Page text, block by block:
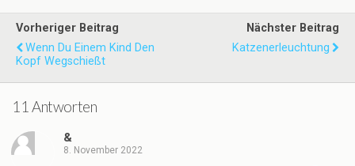
Vorheriger Beitrag
Wenn Du Einem Kind Den
Kopf Wegschießt
Nächster Beitrag
Katzenerleuchtung
11 Antworten
&
8. November 2022